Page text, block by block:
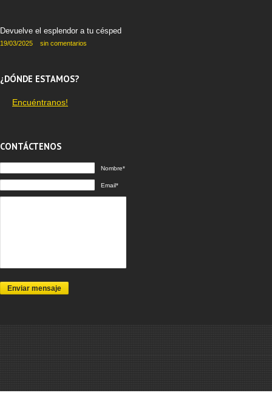
Devuelve el esplendor a tu césped
19/03/2025 sin comentarios
¿DÓNDE ESTAMOS?
Encuéntranos!
CONTÁCTENOS
Nombre*
Email*
Enviar mensaje